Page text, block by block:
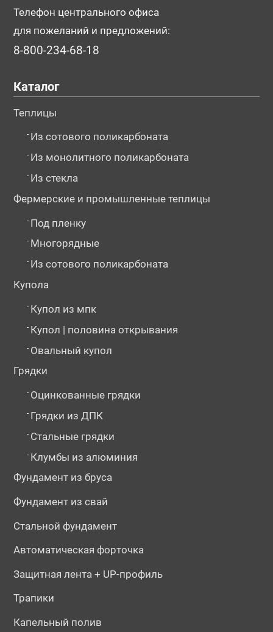
Телефон центрального офиса
для пожеланий и предложений:
8-800-234-68-18
Каталог
Теплицы
- Из сотового поликарбоната
- Из монолитного поликарбоната
- Из стекла
Фермерские и промышленные теплицы
- Под пленку
- Многорядные
- Из сотового поликарбоната
Купола
- Купол из мпк
- Купол | половина открывания
- Овальный купол
Грядки
- Оцинкованные грядки
- Грядки из ДПК
- Стальные грядки
- Клумбы из алюминия
Фундамент из бруса
Фундамент из свай
Стальной фундамент
Автоматическая форточка
Защитная лента + UP-профиль
Трапики
Капельный полив